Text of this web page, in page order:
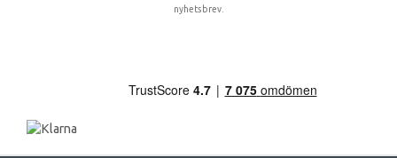
nyhetsbrev.